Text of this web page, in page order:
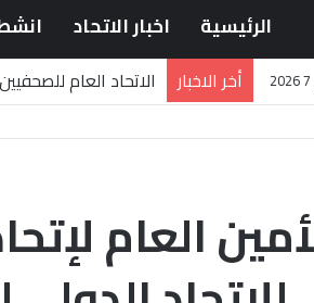
الرئيسية اخبار الاتحاد
أخر الاخبار
الاتحاد العام
العام